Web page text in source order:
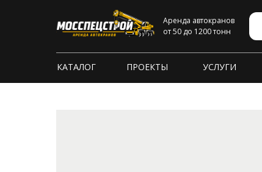
Аренда автокранов
от 50 до 1200 тонн
УСЛУГИ
ПРОЕКТЫ
КАТАЛОГ